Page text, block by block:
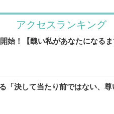
アクセスランキング
！【醜い私があなたになるま
決して当たり前ではない、尊